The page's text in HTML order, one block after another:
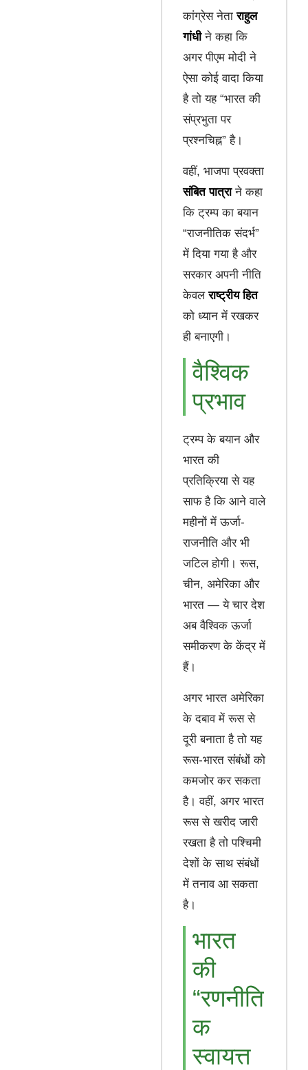
कांग्रेस नेताराहुल
गांधीने कहा कि
अगर पीएम मोदी ने
ऐसा कोई वादा किया
है तो यह “भारत की
संप्रभुता पर
प्रश्नचिह्न” है।
वहीं, भाजपा प्रवक्ता
संबित पात्राने कहा
कि ट्रम्प का बयान
“राजनीतिक संदर्भ”
में दिया गया है और
सरकार अपनी नीति
केवलराष्ट्रीय हित
को ध्यान में रखकर
ही बनाएगी।
वैश्विक
प्रभाव
ट्रम्प के बयान और
भारत की
प्रतिक्रिया से यह
साफ है कि आने वाले
महीनों में ऊर्जा-
राजनीति और भी
जटिल होगी। रूस,
चीन, अमेरिका और
भारत — ये चार देश
अब वैश्विक ऊर्जा
समीकरण के केंद्र में
हैं।
अगर भारत अमेरिका
के दबाव में रूस से
दूरी बनाता है तो यह
रूस-भारत संबंधों को
कमजोर कर सकता
है। वहीं, अगर भारत
रूस से खरीद जारी
रखता है तो पश्चिमी
देशों के साथ संबंधों
में तनाव आ सकता
है।
भारत
की
“रणनीति
क
स्वायत्त